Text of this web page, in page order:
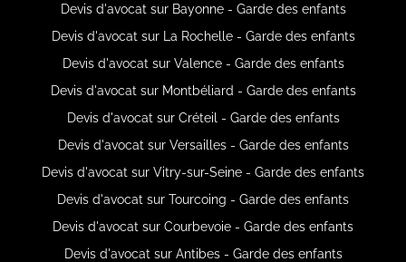
Devis d'avocat sur Bayonne - Garde des enfants
Devis d'avocat sur La Rochelle - Garde des enfants
Devis d'avocat sur Valence - Garde des enfants
Devis d'avocat sur Montbéliard - Garde des enfants
Devis d'avocat sur Créteil - Garde des enfants
Devis d'avocat sur Versailles - Garde des enfants
Devis d'avocat sur Vitry-sur-Seine - Garde des enfants
Devis d'avocat sur Tourcoing - Garde des enfants
Devis d'avocat sur Courbevoie - Garde des enfants
Devis d'avocat sur Antibes - Garde des enfants